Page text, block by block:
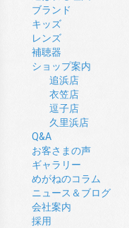
ブランド
キッズ
レンズ
補聴器
ショップ案内
追浜店
衣笠店
逗子店
久里浜店
Q&A
お客さまの声
ギャラリー
めがねのコラム
ニュース＆ブログ
会社案内
採用